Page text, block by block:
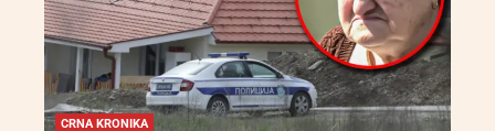
CRNA KRONIKA